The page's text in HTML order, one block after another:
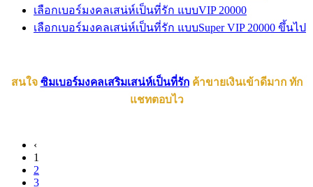
เลือกเบอร์มงคลเสน่ห์เป็นที่รัก แบบVIP 20000
เลือกเบอร์มงคลเสน่ห์เป็นที่รัก แบบSuper VIP 20000 ขึ้นไป
สนใจ ซิมเบอร์มงคลเสริมเสน่ห์เป็นที่รักค้าขายเงินเข้าดีมาก ทัก
แชทตอบไว
‹
1
2
3